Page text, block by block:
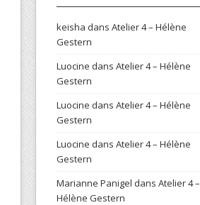
keisha dans Atelier 4 – Hélène
Gestern
Luocine dans Atelier 4 – Hélène
Gestern
Luocine dans Atelier 4 – Hélène
Gestern
Luocine dans Atelier 4 – Hélène
Gestern
Marianne Panigel dans Atelier 4 –
Hélène Gestern